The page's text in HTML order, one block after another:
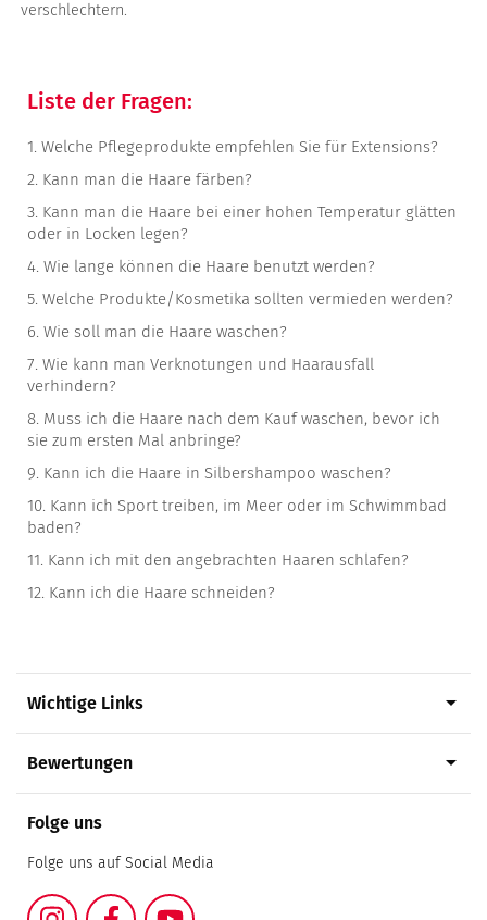
verschlechtern.
Liste der Fragen:
1. Welche Pflegeprodukte empfehlen Sie für Extensions?
2. Kann man die Haare färben?
3. Kann man die Haare bei einer hohen Temperatur glätten
oder in Locken legen?
4. Wie lange können die Haare benutzt werden?
5. Welche Produkte/Kosmetika sollten vermieden werden?
6. Wie soll man die Haare waschen?
7. Wie kann man Verknotungen und Haarausfall
verhindern?
8. Muss ich die Haare nach dem Kauf waschen, bevor ich
sie zum ersten Mal anbringe?
9. Kann ich die Haare in Silbershampoo waschen?
10. Kann ich Sport treiben, im Meer oder im Schwimmbad
baden?
11. Kann ich mit den angebrachten Haaren schlafen?
12. Kann ich die Haare schneiden?
Wichtige Links arrow_drop_down
Folge uns
Folge uns auf Social Media
InstagramFacebookYouTube
Bewertungen arrow_drop_down